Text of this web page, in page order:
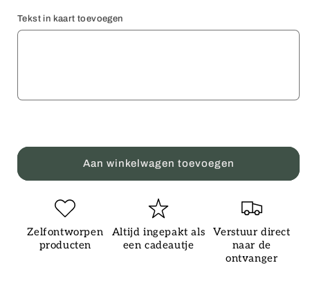
pakket
voor
pakket
voor
Tekst in kaart toevoegen
Aan winkelwagen toevoegen
Zelfontworpen
producten
Altijd ingepakt als
een cadeautje
Verstuur direct
naar de
ontvanger